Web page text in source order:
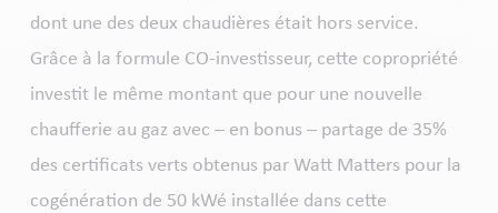
dont une des deux chaudières était hors service.
Grâce à la formule CO-investisseur, cette copropriété
investit le même montant que pour une nouvelle
chaufferie au gaz avec – en bonus – partage de 35%
des certificats verts obtenus par Watt Matters pour la
cogénération de 50 kWé installée dans cette